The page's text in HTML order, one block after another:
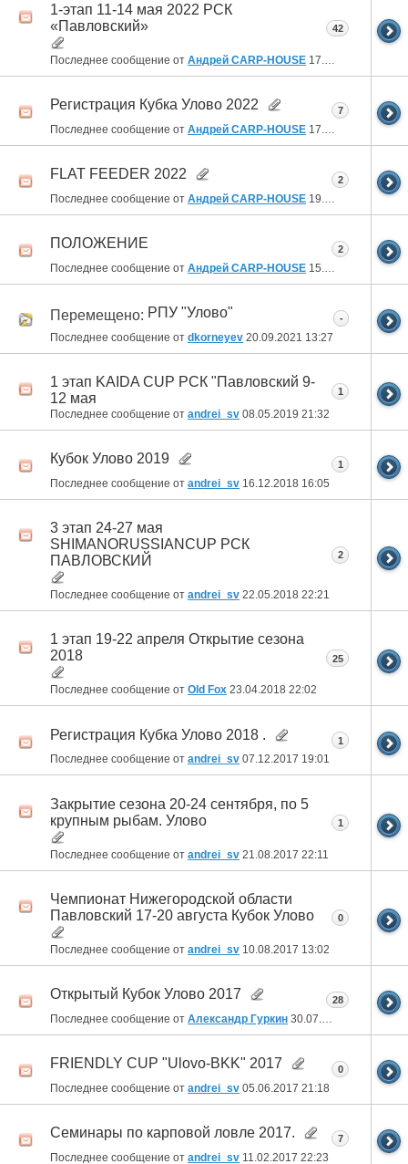
1-этап 11-14 мая 2022 РСК
«Павловский»
Последнее сообщение от Андрей CARP-HOUSE 17.11.2022
42
Регистрация Кубка Улово 2022
Последнее сообщение от Андрей CARP-HOUSE 17.11.2022 09:39
7
FLAT FEEDER 2022
Последнее сообщение от Андрей CARP-HOUSE 19.05.2022 15:22
2
ПОЛОЖЕНИЕ
Последнее сообщение от Андрей CARP-HOUSE 15.02.2022 16:21
2
Перемещено: РПУ "Улово"
Последнее сообщение от dkorneyev 20.09.2021 13:27
-
1 этап KAIDA CUP РСК "Павловский 9-
12 мая
Последнее сообщение от andrei_sv 08.05.2019 21:32
1
Кубок Улово 2019
Последнее сообщение от andrei_sv 16.12.2018 16:05
1
3 этап 24-27 мая
SHIMANORUSSIANСUP РСК
ПАВЛОВСКИЙ
Последнее сообщение от andrei_sv 22.05.2018 22:21
2
1 этап 19-22 апреля Открытие сезона
2018
Последнее сообщение от Old Fox 23.04.2018 22:02
25
Регистрация Кубка Улово 2018 .
Последнее сообщение от andrei_sv 07.12.2017 19:01
1
Закрытие сезона 20-24 сентября, по 5
крупным рыбам. Улово
Последнее сообщение от andrei_sv 21.08.2017 22:11
1
Чемпионат Нижегородской области
Павловский 17-20 августа Кубок Улово
Последнее сообщение от andrei_sv 10.08.2017 13:02
0
Открытый Кубок Улово 2017
Последнее сообщение от Александр Гуркин 30.07.2017
28
FRIENDLY CUP "Ulovo-BKK" 2017
Последнее сообщение от andrei_sv 05.06.2017 21:18
0
Семинары по карповой ловле 2017.
Последнее сообщение от andrei_sv 11.02.2017 22:23
7